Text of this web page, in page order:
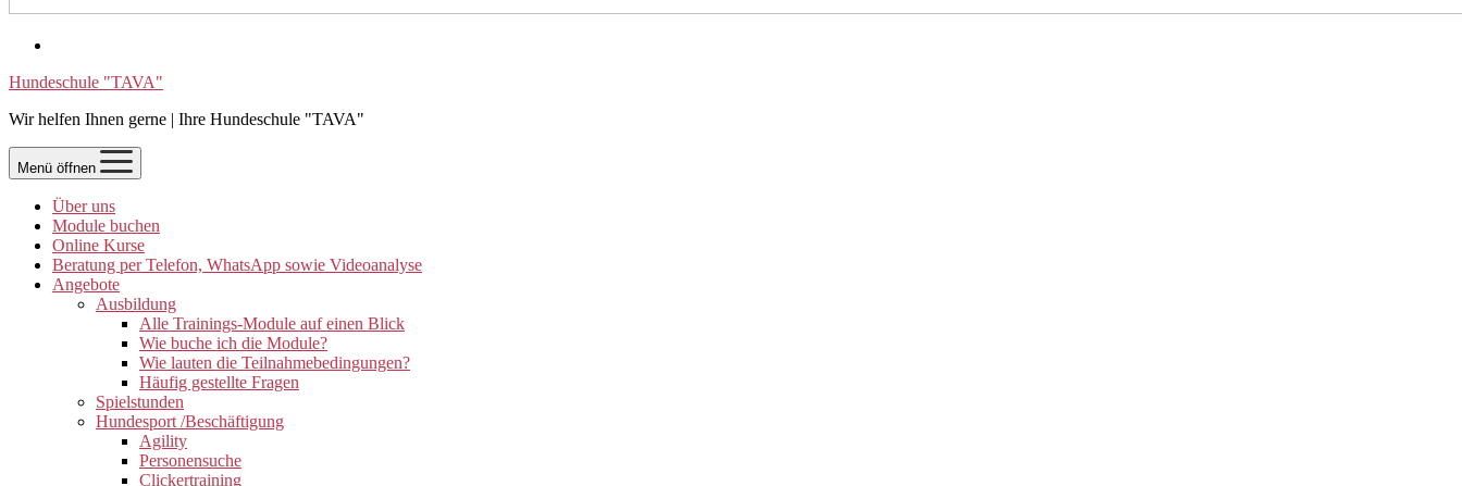
Hundeschule "TAVA"
Wir helfen Ihnen gerne | Ihre Hundeschule "TAVA"
Menü öffnen
Über uns
Module buchen
Online Kurse
Beratung per Telefon, WhatsApp sowie Videoanalyse
Angebote
Ausbildung
Alle Trainings-Module auf einen Blick
Wie buche ich die Module?
Wie lauten die Teilnahmebedingungen?
Häufig gestellte Fragen
Spielstunden
Hundesport /Beschäftigung
Agility
Personensuche
Clickertraining